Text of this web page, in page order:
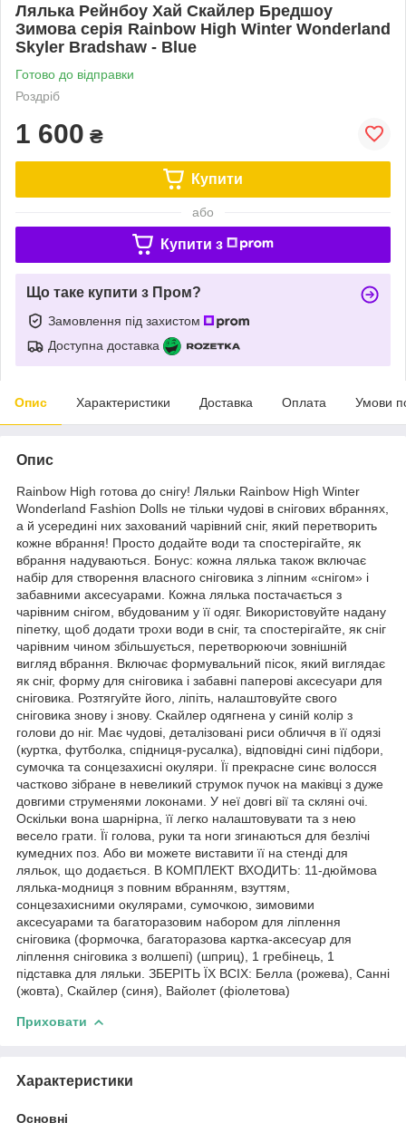
Лялька Рейнбоу Хай Скайлер Бредшоу
Зимова серія Rainbow High Winter Wonderland
Skyler Bradshaw - Blue
Готово до відправки
Роздріб
1 600 ₴
Купити
або
Купити з
Що таке купити з Пром?
Замовлення під захистом
Доступна доставка
Опис Характеристики Доставка Оплата Умови
Опис
Rainbow High готова до снігу! Ляльки Rainbow High Winter
Wonderland Fashion Dolls не тільки чудові в снігових вбраннях,
а й усередині них захований чарівний сніг, який перетворить
кожне вбрання! Просто додайте води та спостерігайте, як
вбрання надуваються. Бонус: кожна лялька також включає
набір для створення власного сніговика з ліпним «снігом» і
забавними аксесуарами. Кожна лялька постачається з
чарівним снігом, вбудованим у її одяг. Використовуйте надану
піпетку, щоб додати трохи води в сніг, та спостерігайте, як сніг
чарівним чином збільшується, перетворюючи зовнішній
вигляд вбрання. Включає формувальний пісок, який виглядає
як сніг, форму для сніговика і забавні паперові аксесуари для
сніговика. Розтягуйте його, ліпіть, налаштовуйте свого
сніговика знову і знову. Скайлер одягнена у синій колір з
голови до ніг. Має чудові, деталізовані риси обличчя в її одязі
(куртка, футболка, спідниця-русалка), відповідні сині підбори,
сумочка та сонцезахисні окуляри. Її прекрасне синє волосся
частково зібране в невеликий струмок пучок на маківці з дуже
довгими струменями локонами. У неї довгі вії та скляні очі.
Оскільки вона шарнірна, її легко налаштовувати та з нею
весело грати. Її голова, руки та ноги згинаються для безлічі
кумедних поз. Або ви можете виставити її на стенді для
ляльок, що додається. В КОМПЛЕКТ ВХОДИТЬ: 11-дюймова
лялька-модниця з повним вбранням, взуттям,
сонцезахисними окулярами, сумочкою, зимовими
аксесуарами та багаторазовим набором для ліплення
сніговика (формочка, багаторазова картка-аксесуар для
ліплення сніговика з волшепі) (шприц), 1 гребінець, 1
підставка для ляльки. ЗБЕРІТЬ ЇХ ВСІХ: Белла (рожева), Санні
(жовта), Скайлер (синя), Вайолет (фіолетова)
Приховати
Характеристики
Основні